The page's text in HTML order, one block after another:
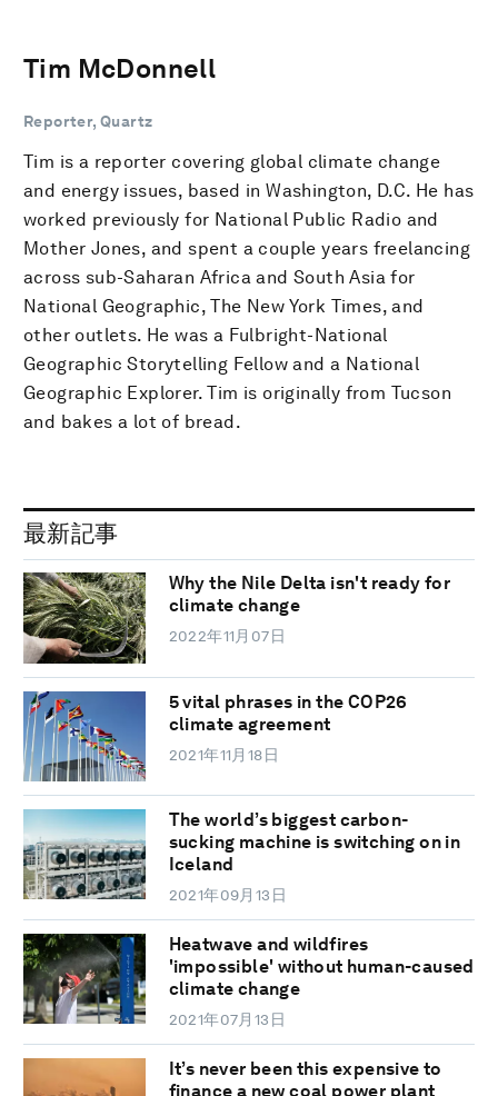
Tim McDonnell
Reporter, Quartz
Tim is a reporter covering global climate change
and energy issues, based in Washington, D.C. He has
worked previously for National Public Radio and
Mother Jones, and spent a couple years freelancing
across sub-Saharan Africa and South Asia for
National Geographic, The New York Times, and
other outlets. He was a Fulbright-National
Geographic Storytelling Fellow and a National
Geographic Explorer. Tim is originally from Tucson
and bakes a lot of bread.
最新記事
Why the Nile Delta isn't ready for
climate change
2022年11月07日
5 vital phrases in the COP26
climate agreement
2021年11月18日
The world’s biggest carbon-
sucking machine is switching on in
Iceland
2021年09月13日
Heatwave and wildfires
'impossible' without human-caused
climate change
2021年07月13日
It’s never been this expensive to
finance a new coal power plant